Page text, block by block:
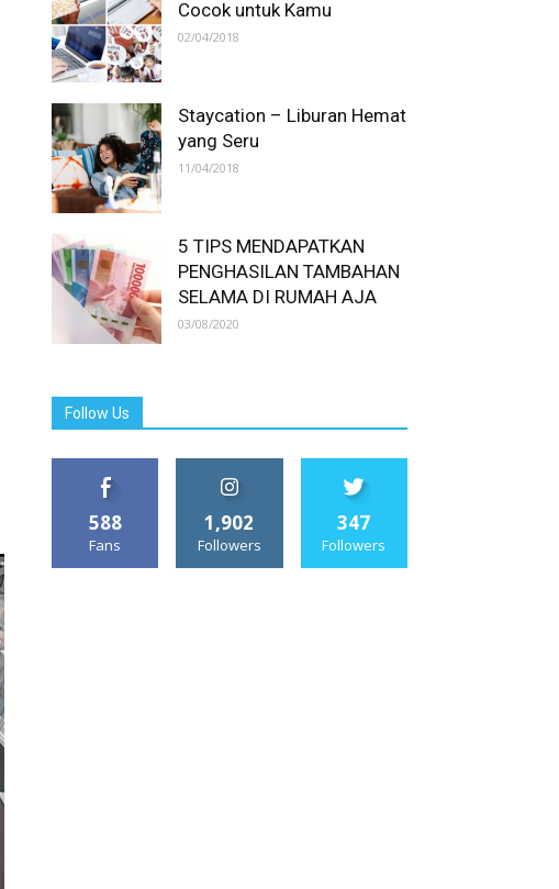
Cocok untuk Kamu
02/04/2018
Staycation – Liburan Hemat
yang Seru
11/04/2018
5 TIPS MENDAPATKAN
PENGHASILAN TAMBAHAN
SELAMA DI RUMAH AJA
03/08/2020
Follow Us
588
Fans
1,902
Followers
347
Followers